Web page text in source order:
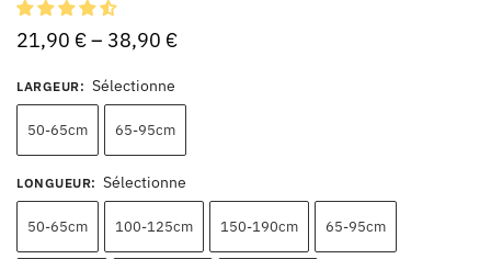
21,90 €– 38,90 €
LARGEUR: Sélectionne
50-65cm 65-95cm
LONGUEUR: Sélectionne
50-65cm 100-125cm 150-190cm 65-95cm